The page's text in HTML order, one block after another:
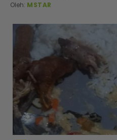
Oleh: MSTAR